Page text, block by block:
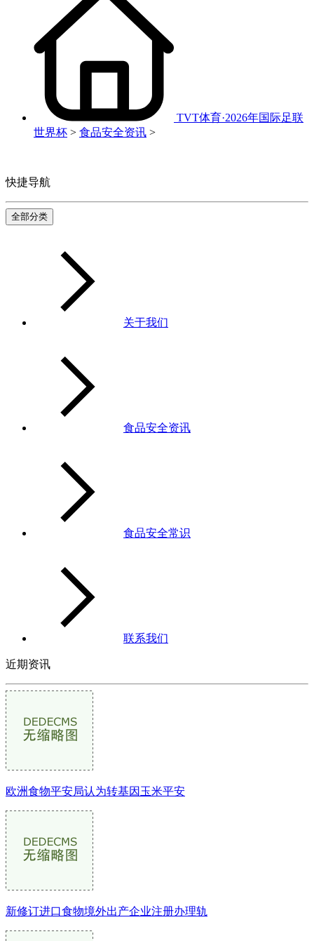
TVT体育·2026年国际足联
世界杯 > 食品安全资讯 >
快捷导航
全部分类
关于我们
食品安全资讯
食品安全常识
联系我们
近期资讯
欧洲食物平安局认为转基因玉米平安
新修订进口食物境外出产企业注册办理轨